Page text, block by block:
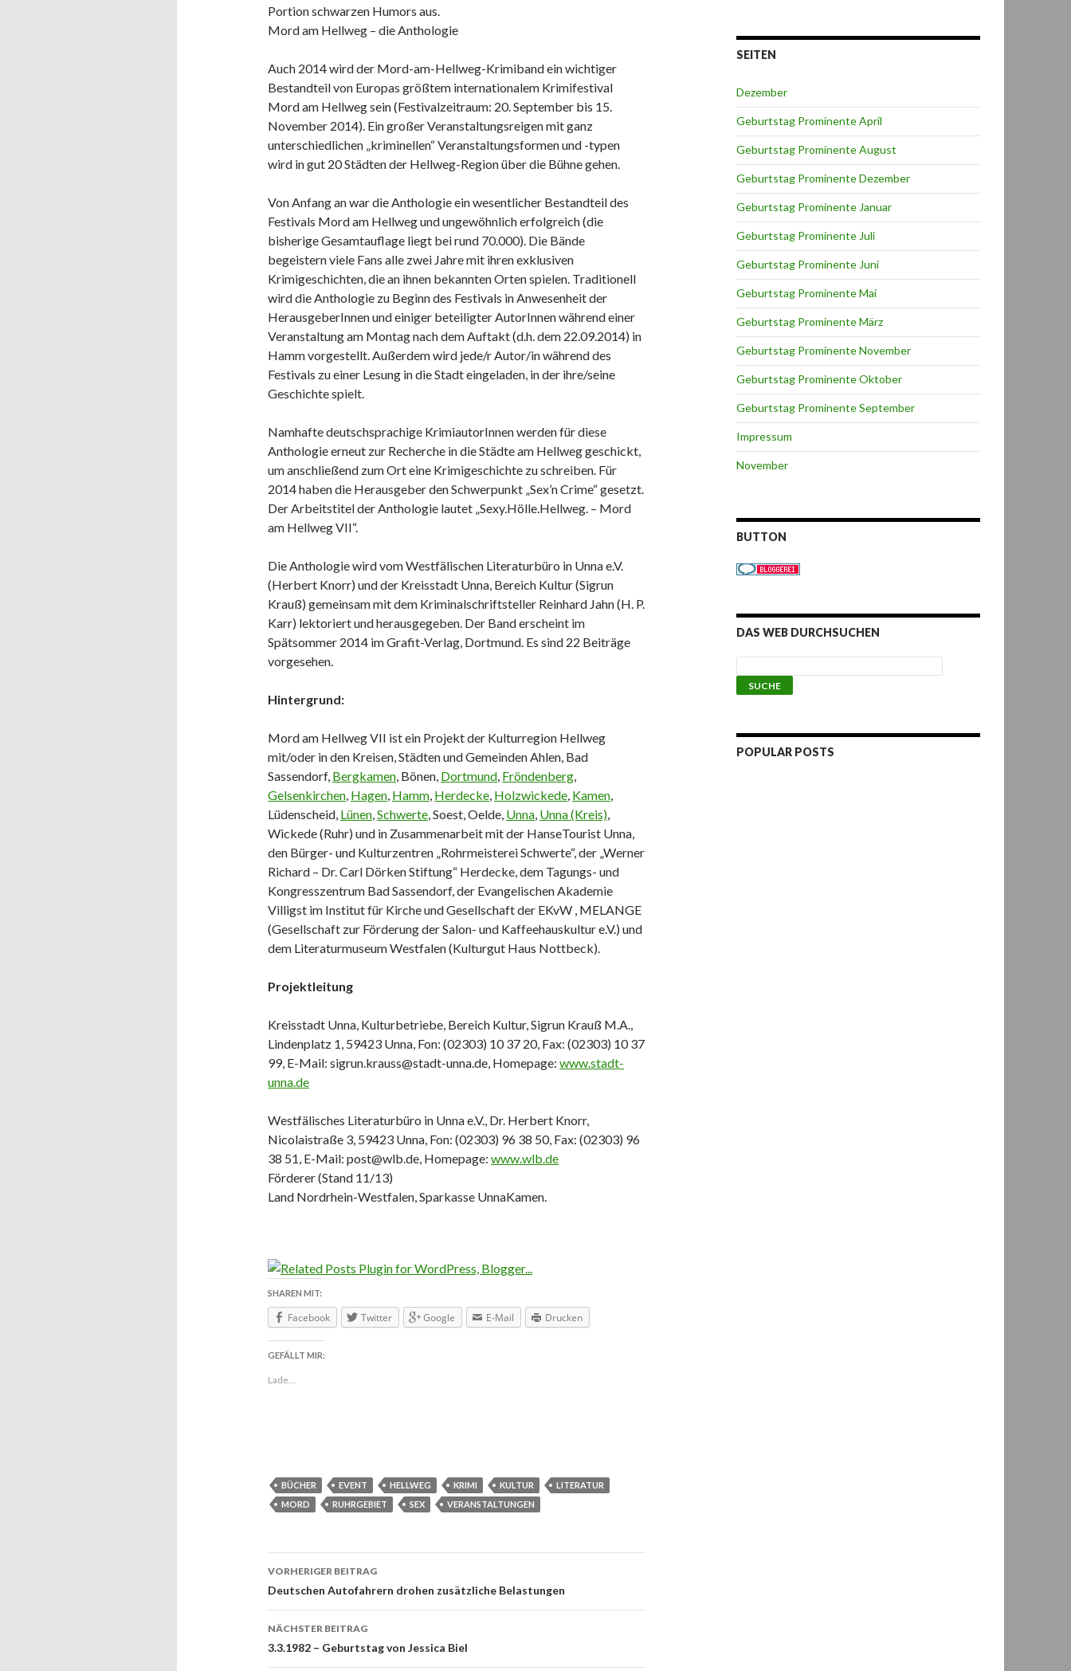
Portion schwarzen Humors aus.
Mord am Hellweg – die Anthologie
Auch 2014 wird der Mord-am-Hellweg-Krimiband ein wichtiger
Bestandteil von Europas größtem internationalem Krimifestival
Mord am Hellweg sein (Festivalzeitraum: 20. September bis 15.
November 2014). Ein großer Veranstaltungsreigen mit ganz
unterschiedlichen „kriminellen“ Veranstaltungsformen und -typen
wird in gut 20 Städten der Hellweg-Region über die Bühne gehen.
Von Anfang an war die Anthologie ein wesentlicher Bestandteil des
Festivals Mord am Hellweg und ungewöhnlich erfolgreich (die
bisherige Gesamtauflage liegt bei rund 70.000). Die Bände
begeistern viele Fans alle zwei Jahre mit ihren exklusiven
Krimigeschichten, die an ihnen bekannten Orten spielen. Traditionell
wird die Anthologie zu Beginn des Festivals in Anwesenheit der
HerausgeberInnen und einiger beteiligter AutorInnen während einer
Veranstaltung am Montag nach dem Auftakt (d.h. dem 22.09.2014) in
Hamm vorgestellt. Außerdem wird jede/r Autor/in während des
Festivals zu einer Lesung in die Stadt eingeladen, in der ihre/seine
Geschichte spielt.
Namhafte deutschsprachige KrimiautorInnen werden für diese
Anthologie erneut zur Recherche in die Städte am Hellweg geschickt,
um anschließend zum Ort eine Krimigeschichte zu schreiben. Für
2014 haben die Herausgeber den Schwerpunkt „Sex’n Crime“ gesetzt.
Der Arbeitstitel der Anthologie lautet „Sexy.Hölle.Hellweg. – Mord
am Hellweg VII“.
Die Anthologie wird vom Westfälischen Literaturbüro in Unna e.V.
(Herbert Knorr) und der Kreisstadt Unna, Bereich Kultur (Sigrun
Krauß) gemeinsam mit dem Kriminalschriftsteller Reinhard Jahn (H. P.
Karr) lektoriert und herausgegeben. Der Band erscheint im
Spätsommer 2014 im Grafit-Verlag, Dortmund. Es sind 22 Beiträge
vorgesehen.
Hintergrund:
Mord am Hellweg VII ist ein Projekt der Kulturregion Hellweg
mit/oder in den Kreisen, Städten und Gemeinden Ahlen, Bad
Sassendorf, Bergkamen, Bönen, Dortmund, Fröndenberg,
Gelsenkirchen, Hagen, Hamm, Herdecke, Holzwickede, Kamen,
Lüdenscheid, Lünen,Schwerte, Soest, Oelde, Unna, Unna (Kreis),
Wickede (Ruhr) und in Zusammenarbeit mit der HanseTourist Unna,
den Bürger- und Kulturzentren „Rohrmeisterei Schwerte“, der „Werner
Richard – Dr. Carl Dörken Stiftung“ Herdecke, dem Tagungs- und
Kongresszentrum Bad Sassendorf, der Evangelischen Akademie
Villigst im Institut für Kirche und Gesellschaft der EKvW , MELANGE
(Gesellschaft zur Förderung der Salon- und Kaffeehauskultur e.V.) und
dem Literaturmuseum Westfalen (Kulturgut Haus Nottbeck).
Projektleitung
Kreisstadt Unna, Kulturbetriebe, Bereich Kultur, Sigrun Krauß M.A.,
Lindenplatz 1, 59423 Unna, Fon: (02303) 10 37 20, Fax: (02303) 10 37
99, E-Mail: sigrun.krauss@stadt-unna.de, Homepage: www.stadt-
unna.de
Westfälisches Literaturbüro in Unna e.V., Dr. Herbert Knorr,
Nicolaistraße 3, 59423 Unna, Fon: (02303) 96 38 50, Fax: (02303) 96
38 51, E-Mail: post@wlb.de, Homepage: www.wlb.de
Förderer (Stand 11/13)
Land Nordrhein-Westfalen, Sparkasse UnnaKamen.
SHAREN MIT:
Facebook Twitter Google E-Mail Drucken
GEFÄLLT MIR:
Lade...
BÜCHER EVENT HELLWEG KRIMI KULTUR
LITERATUR
MORD
RUHRGEBIET SEX VERANSTALTUNGEN
Beitragsnavigation
VORHERIGER BEITRAG
Deutschen Autofahrern drohen zusätzliche Belastungen
NÄCHSTER BEITRAG
3.3.1982 – Geburtstag von Jessica Biel
SEITEN
Dezember
Geburtstag Prominente April
Geburtstag Prominente August
Geburtstag Prominente Dezember
Geburtstag Prominente Januar
Geburtstag Prominente Juli
Geburtstag Prominente Juni
Geburtstag Prominente Mai
Geburtstag Prominente März
Geburtstag Prominente November
Geburtstag Prominente Oktober
Geburtstag Prominente September
Impressum
November
BUTTON
DAS WEB DURCHSUCHEN
POPULAR POSTS